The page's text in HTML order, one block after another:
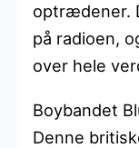
optrædener.
på radioen,
over hele
Boybandet
Denne